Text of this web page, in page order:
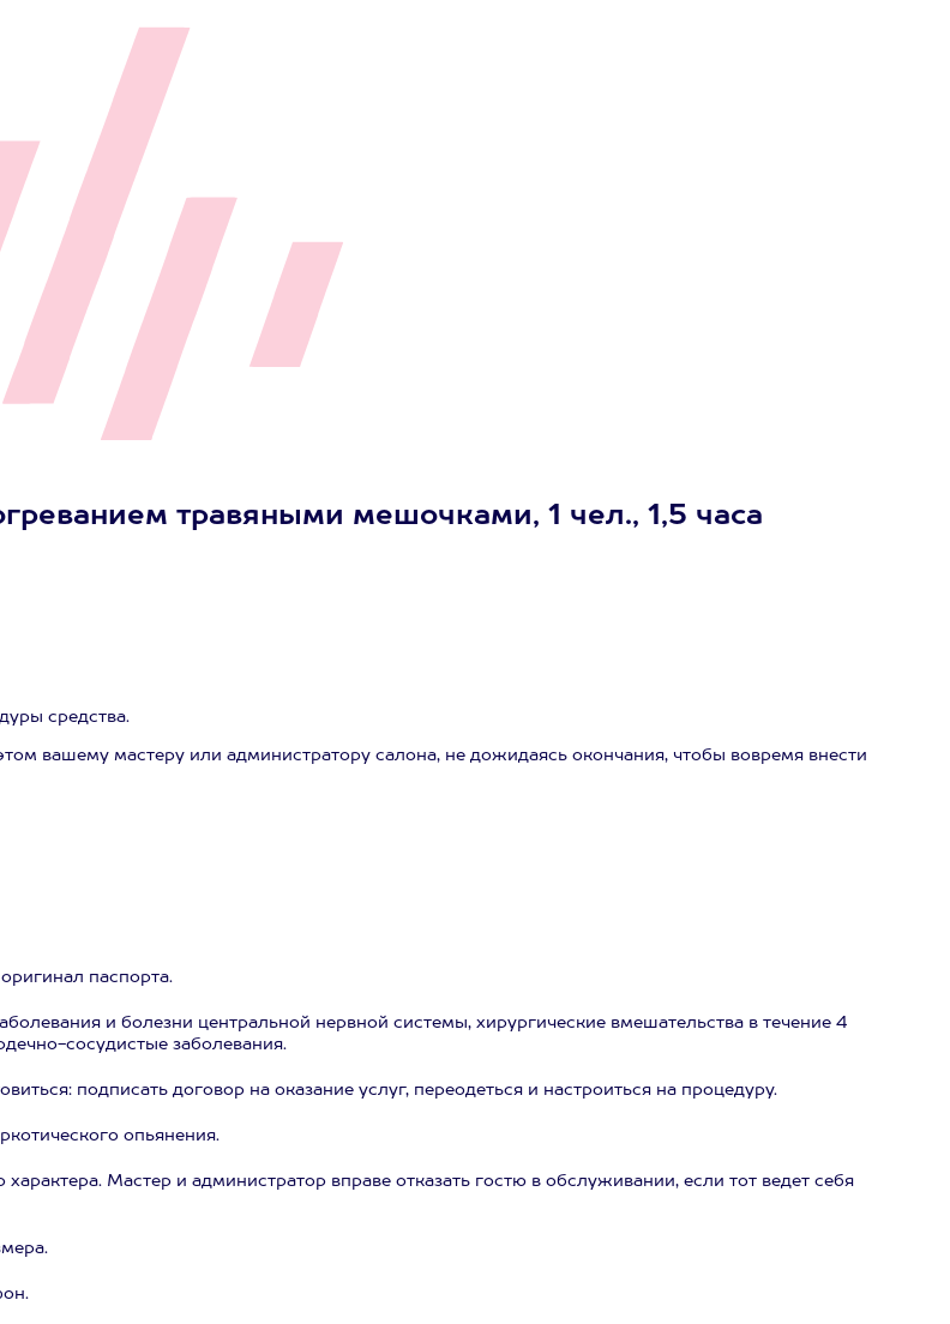
травяными мешочками, 1 чел., 1,5 часа
средства.
вашему мастеру или администратору салона, не дожидаясь окончания, чтобы вовремя внести
паспорта.
и болезни центральной нервной системы, хирургические вмешательства в течение 4
сосудистые заболевания.
подписать договор на оказание услуг, переодеться и настроиться на процедуру.
опьянения.
Мастер и администратор вправе отказать гостю в обслуживании, если тот ведет себя